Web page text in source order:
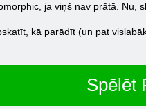
ja viņš nav prātā. Nu,
kā parādīt (un pat
Spēlēt